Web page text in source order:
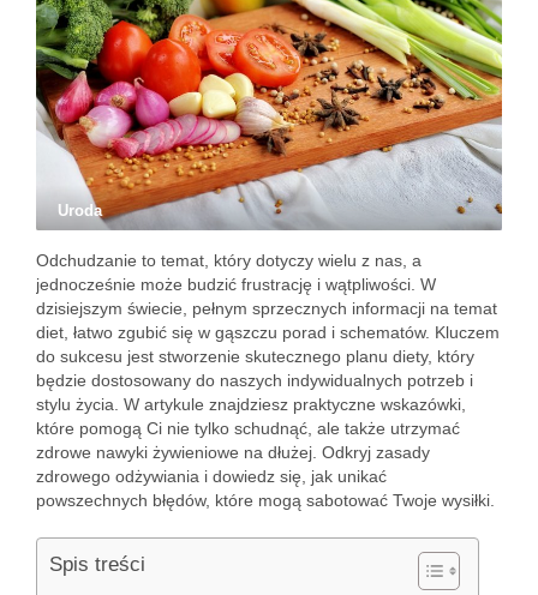
Uroda
Odchudzanie to temat, który dotyczy wielu z nas, a
jednocześnie może budzić frustrację i wątpliwości. W
dzisiejszym świecie, pełnym sprzecznych informacji na temat
diet, łatwo zgubić się w gąszczu porad i schematów. Kluczem
do sukcesu jest stworzenie skutecznego planu diety, który
będzie dostosowany do naszych indywidualnych potrzeb i
stylu życia. W artykule znajdziesz praktyczne wskazówki,
które pomogą Ci nie tylko schudnąć, ale także utrzymać
zdrowe nawyki żywieniowe na dłużej. Odkryj zasady
zdrowego odżywiania i dowiedz się, jak unikać
powszechnych błędów, które mogą sabotować Twoje wysiłki.
Spis treści